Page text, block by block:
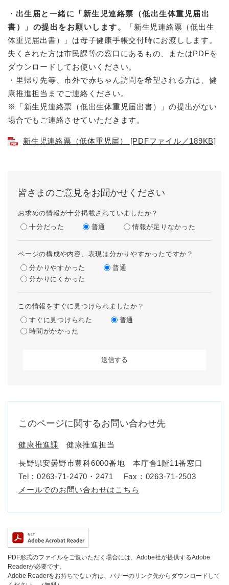
・ 出生届と一緒に「新生児連絡票（低出生体重児届出
書）」の提出をお願いします。
「新生児連絡票（低出生
体重児届出書）」は母子健康手帳交付時にお渡しします。
失くされた方は市民課等の窓口にあるもの、またはPDFを
ダウンロードしてお使いください。
・里帰り先等、市外で赤ちゃん訪問を希望される方は、健
康推進担当までご連絡ください。
※「新生児連絡票（低出生体重児届出書）」の提出がない
場合でもご連絡させていただきます。
新生児連絡票（低体重児届） [PDFファイル／189KB]
皆さまのご意見をお聞かせください
お求めの情報が十分掲載されていましたか？
十分だった
普通 情報が足りなかった
ページの構成や内容、表現は分かりやすかったですか？
分かりやすかった
普通
分かりにくかった
この情報をすぐに見つけられましたか？
すぐに見つけられた
普通
時間がかかった
このページに関するお問い合わせ先
健康推進課 健康推進担当
長野県安曇野市豊科6000番地 本庁舎1階11番窓口
Tel：0263-71-2470・2471
Fax：0263-71-2503
メールでのお問い合わせはこちら
PDF形式のファイルをご覧いただく場合には、Adobe社が提供するAdobe
Readerが必要です。
Adobe Readerをお持ちでない方は、バナーのリンク先からダウンロードして